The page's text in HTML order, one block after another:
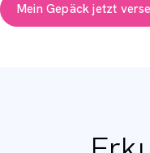
Mein Gepäck jetzt